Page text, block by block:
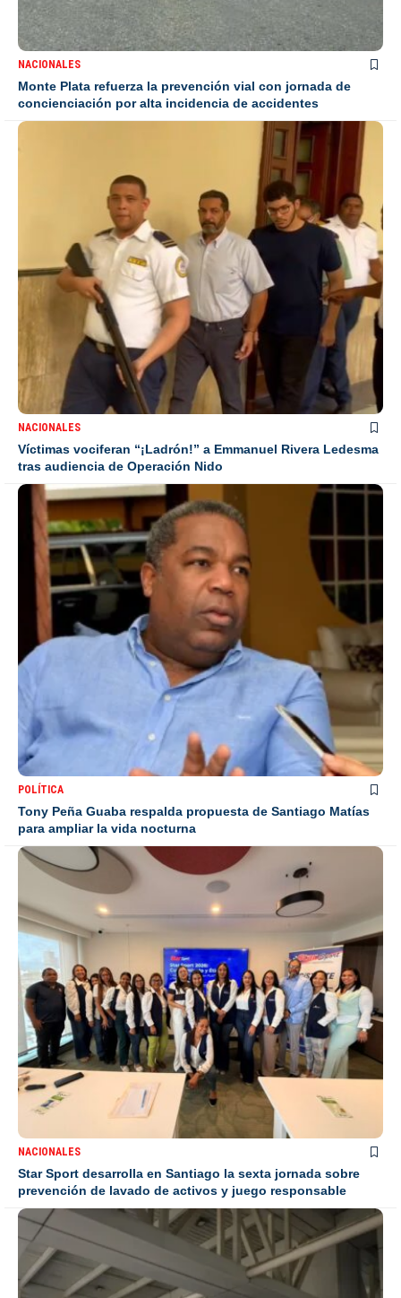
NACIONALES
Monte Plata refuerza la prevención vial con jornada de
concienciación por alta incidencia de accidentes
NACIONALES
Víctimas vociferan “¡Ladrón!” a Emmanuel Rivera Ledesma
tras audiencia de Operación Nido
POLÍTICA
Tony Peña Guaba respalda propuesta de Santiago Matías
para ampliar la vida nocturna
NACIONALES
Star Sport desarrolla en Santiago la sexta jornada sobre
prevención de lavado de activos y juego responsable